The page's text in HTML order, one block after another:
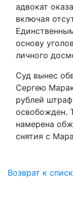
адвокат
включая
основу
личного
Суд вынес
Сергею
рублей
освобожден.
намерена
снятия с
Возврат к